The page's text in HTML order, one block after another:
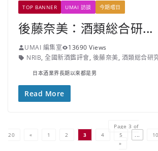
TOP BANNER UMAI 訪談 今期嚐日
後藤奈美：酒類総合研...
UMAI 編集室
13690 Views
NRIB, 全國新酒鑑評會, 後藤奈美, 酒類総合研
日本酒業界長期以來都是男
Read More
Page 3 of
20
« 1 2 3 4 5 ... 10
»